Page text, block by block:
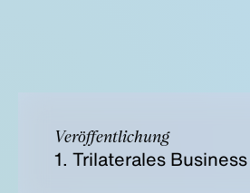
Veröffentlichung
1. Trilaterales